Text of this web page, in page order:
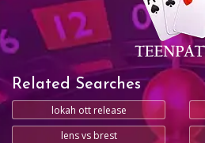
Related Searches
lokah ott release
lens vs brest